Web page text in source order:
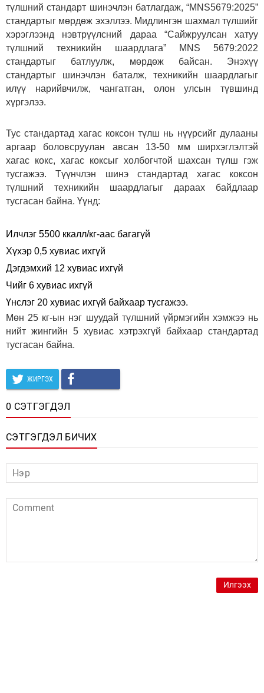
түлшний стандарт шинэчлэн батлагдаж, “MNS5679:2025”
стандартыг мөрдөж эхэллээ. Мидлингэн шахмал түлшийг
хэрэглээнд нэвтрүүлсний дараа “Сайжруулсан хатуу
түлшний техникийн шаардлага” MNS 5679:2022
стандартыг батлуулж, мөрдөж байсан. Энэхүү
стандартыг шинэчлэн баталж, техникийн шаардлагыг
илүү нарийвчилж, чангатган, олон улсын түвшинд
хүргэлээ.
Тус стандартад хагас коксон түлш нь нүүрсийг дулааны
аргаар боловсруулан авсан 13-50 мм ширхэглэлтэй
хагас кокс, хагас коксыг холбогчтой шахсан түлш гэж
тусгажээ. Түүнчлэн шинэ стандартад хагас коксон
түлшний техникийн шаардлагыг дараах байдлаар
тусгасан байна. Үүнд:
Илчлэг 5500 ккалл/кг-аас багагүй
Хүхэр 0,5 хувиас ихгүй
Дэгдэмхий 12 хувиас ихгүй
Чийг 6 хувиас ихгүй
Үнслэг 20 хувиас ихгүй байхаар тусгажээ.
Мөн 25 кг-ын нэг шуудай түлшний үйрмэгийн хэмжээ нь
нийт жингийн 5 хувиас хэтрэхгүй байхаар стандартад
тусгасан байна.
ЖИРГЭХ
0 СЭТГЭГДЭЛ
СЭТГЭГДЭЛ БИЧИХ
Илгээх